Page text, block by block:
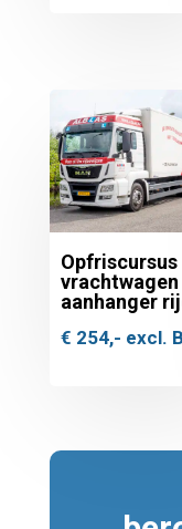
Opfriscursus
aanhanger
€ 254,- excl.